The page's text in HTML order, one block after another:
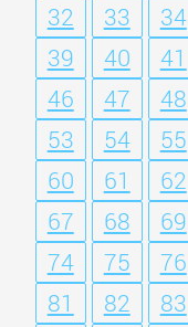
32
33 34
39
40 41
46
47 48
53
54 55
60
61 62
67
68 69
74
75 76
81
82 83